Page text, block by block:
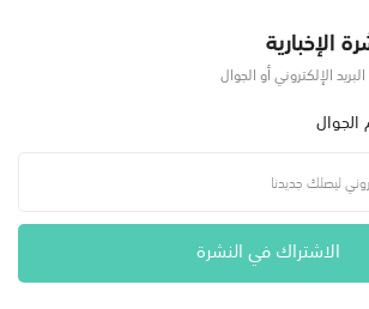
الإخبارية
الإلكتروني أو الجوال
الجوال
الاشتراك في النشرة